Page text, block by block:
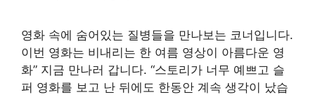
영화 속에 숨어있는 질병들을 만나보는 코너입니다.
이번 영화는 비내리는 한 여름 영상이 아름다운 영
화” 지금 만나러 갑니다. “스토리가 너무 예쁘고 슬
퍼 영화를 보고 난 뒤에도 한동안 계속 생각이 났습